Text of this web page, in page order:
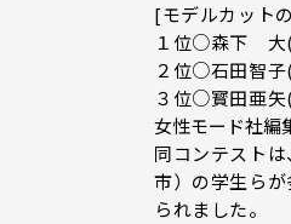
[モデルカット
１位○森下 大
２位○石田智
３位○寳田亜
女性モード社編
同コンテスト
市）の学生ら
られました。